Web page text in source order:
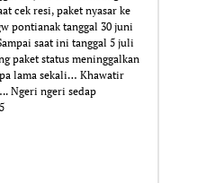
cek resi, paket nyasar ke
pontianak tanggal 30 juni
saat ini tanggal 5 juli
paket status meninggalkan
lama sekali… Khawatir
Ngeri ngeri sedap